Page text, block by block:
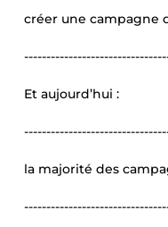
créer une campagne
Et aujourd’hui :
la majorité des